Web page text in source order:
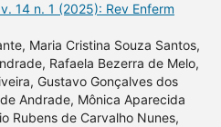
14 n. 1 (2025): Rev Enferm
Maria Cristina Souza Santos,
Rafaela Bezerra de Melo,
Gustavo Gonçalves dos
Andrade, Mônica Aparecida
Rubens de Carvalho Nunes,